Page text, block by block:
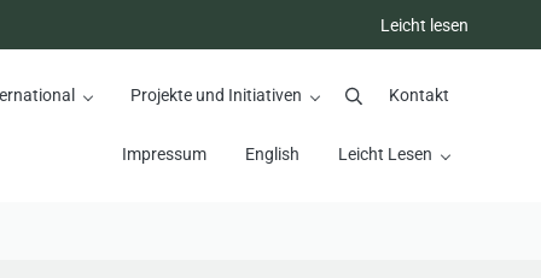
Leicht lesen
Projekte und Initiativen SuchenKontakt
Impressum English Leicht Lesen